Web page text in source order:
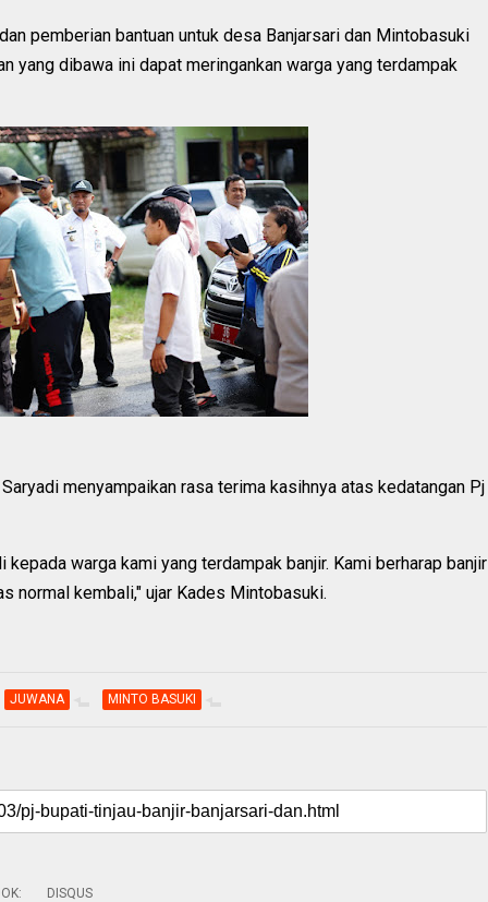
pemberian bantuan untuk desa Banjarsari dan Mintobasuki
yang dibawa ini dapat meringankan warga yang terdampak
menyampaikan rasa terima kasihnya atas kedatangan Pj
warga kami yang terdampak banjir. Kami berharap banjir
normal kembali," ujar Kades Mintobasuki.
JUWANA MINTO BASUKI
: DISQUS